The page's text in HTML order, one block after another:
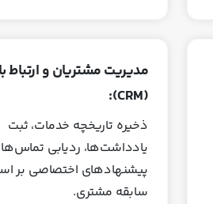
مدیریت مشتریان و ارتباط
(CRM):
ذخیره تاریخچه خدمات، ثبت
یادداشت‌ها، ردیابی
پیشنهادهای اختصاصی بر
سابقه مشتری.